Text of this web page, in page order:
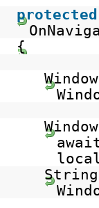
protected
{